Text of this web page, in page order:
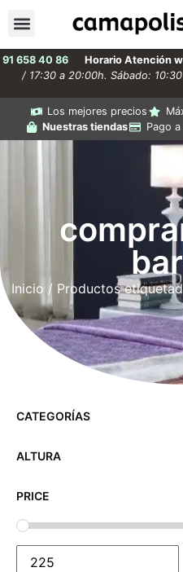
91 658 40 86 Horario Atención
/ 17:30 a 20:00h. Sábado:
Los mejores precios
Nuestras tiendas
Pago
Inicio / Productos
CATEGORÍAS
ALTURA
PRICE